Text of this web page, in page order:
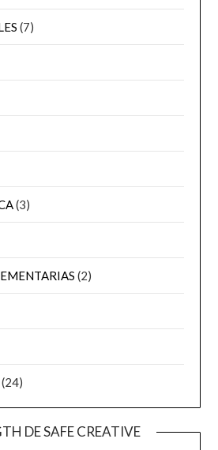
(7)
(3)
(2)
(24)
DE SAFE CREATIVE